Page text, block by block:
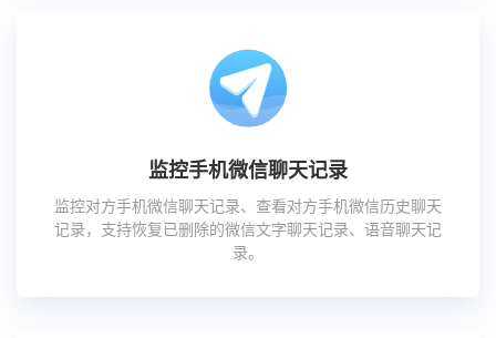
监控手机微信聊天记录
监控对方手机微信聊天记录、查看对方手机微信历史聊天
记录，支持恢复已删除的微信文字聊天记录、语音聊天记
录。